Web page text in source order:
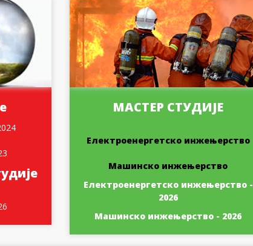
МАСТЕР СТУДИЈЕ
Електроенергетско инжењерство
Машинско инжењерство
Електроенергетско инжењерство -
2026
Машинско инжењерство - 2026